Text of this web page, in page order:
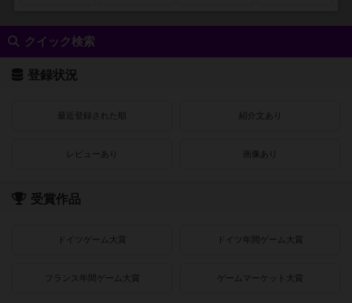
クイック検索
登録状況
最近登録された順 紹介文あり
レビューあり 画像あり
受賞作品
ドイツゲーム大賞 ドイツ年間ゲーム大賞
フランス年間ゲーム大賞 ゲームマーケット大賞